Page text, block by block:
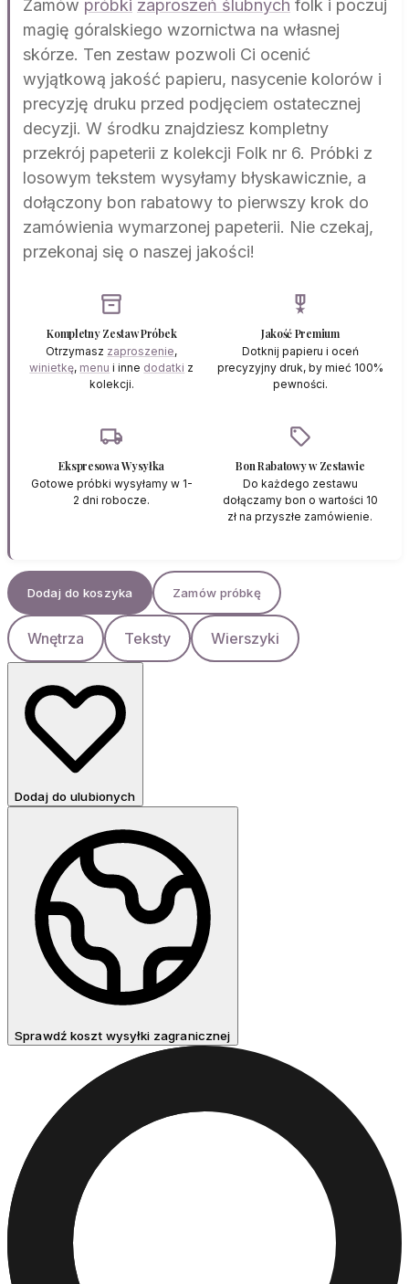
Zamów próbki zaproszeń ślubnych folk i poczuj
magię góralskiego wzornictwa na własnej
skórze. Ten zestaw pozwoli Ci ocenić
wyjątkową jakość papieru, nasycenie kolorów i
precyzję druku przed podjęciem ostatecznej
decyzji. W środku znajdziesz kompletny
przekrój papeterii z kolekcji Folk nr 6. Próbki z
losowym tekstem wysyłamy błyskawicznie, a
dołączony bon rabatowy to pierwszy krok do
zamówienia wymarzonej papeterii. Nie czekaj,
przekonaj się o naszej jakości!
inventory_2
Kompletny Zestaw Próbek
Otrzymasz zaproszenie,
winietkę, menu i inne dodatki z
kolekcji.
military_tech
Jakość Premium
Dotknij papieru i oceń
precyzyjny druk, by mieć 100%
pewności.
local_shipping
Ekspresowa Wysyłka
Gotowe próbki wysyłamy w 1-
2 dni robocze.
sell
Bon Rabatowy w Zestawie
Do każdego zestawu
dołączamy bon o wartości 10
zł na przyszłe zamówienie.
Dodaj do koszyka Zamów próbkę
Wnętrza Teksty Wierszyki
Dodaj do ulubionych
Sprawdź koszt wysyłki zagranicznej